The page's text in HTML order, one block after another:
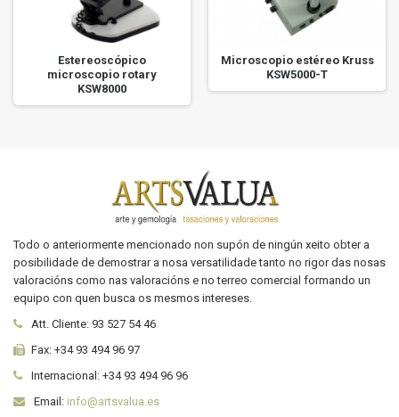
Estereoscópico
microscopio rotary
KSW8000
Microscopio estéreo Kruss
KSW5000-T
Todo o anteriormente mencionado non supón de ningún xeito obter a
posibilidade de demostrar a nosa versatilidade tanto no rigor das nosas
valoracións como nas valoracións e no terreo comercial formando un
equipo con quen busca os mesmos intereses.
Att. Cliente: 93 527 54 46
Fax: +34 93 494 96 97
Internacional: +34 93 494 96 96
Email: info@artsvalua.es